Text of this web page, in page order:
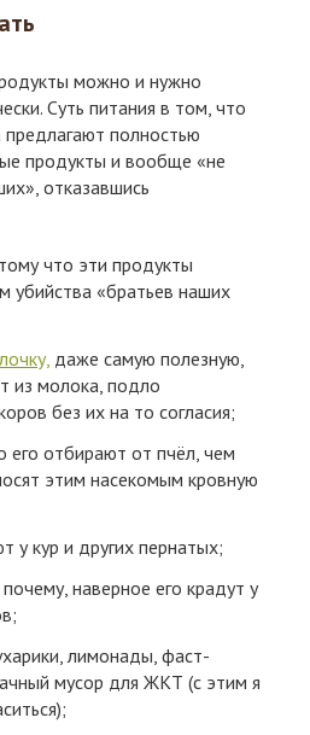
можно и нужно
Суть питания в том, что
предлагают полностью
продукты и вообще «не
отказавшись
что эти продукты
убийства «братьев наших
даже самую полезную,
из молока, подло
без их на то согласия;
его отбирают от пчёл, чем
этим насекомым кровную
у кур и других пернатых;
наверное его крадут у
лимонады, фаст-
мусор для ЖКТ (с этим я